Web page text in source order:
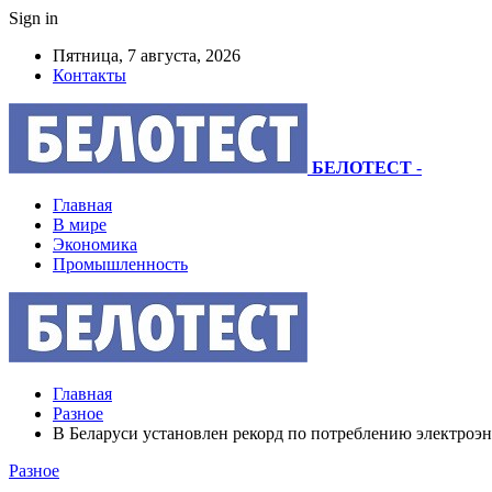
Sign in
Пятница, 7 августа, 2026
Контакты
БЕЛОТЕСТ -
Главная
В мире
Экономика
Промышленность
Главная
Разное
В Беларуси установлен рекорд по потреблению
Разное